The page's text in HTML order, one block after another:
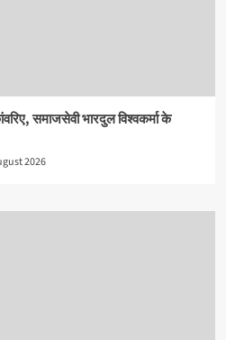
समाजसेवी भारदुल विश्वकर्मा के
2026